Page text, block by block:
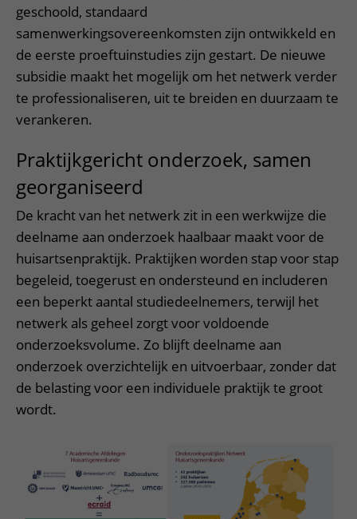
geschoold, standaard
samenwerkingsovereenkomsten zijn ontwikkeld en
de eerste proeftuinstudies zijn gestart. De nieuwe
subsidie maakt het mogelijk om het netwerk verder
te professionaliseren, uit te breiden en duurzaam te
verankeren.
Praktijkgericht onderzoek, samen
georganiseerd
De kracht van het netwerk zit in een werkwijze die
deelname aan onderzoek haalbaar maakt voor de
huisartsenpraktijk. Praktijken worden stap voor stap
begeleid, toegerust en ondersteund en includeren
een beperkt aantal studiedeelnemers, terwijl het
netwerk als geheel zorgt voor voldoende
onderzoeksvolume. Zo blijft deelname aan
onderzoek overzichtelijk en uitvoerbaar, zonder dat
de belasting voor een individuele praktijk te groot
wordt.